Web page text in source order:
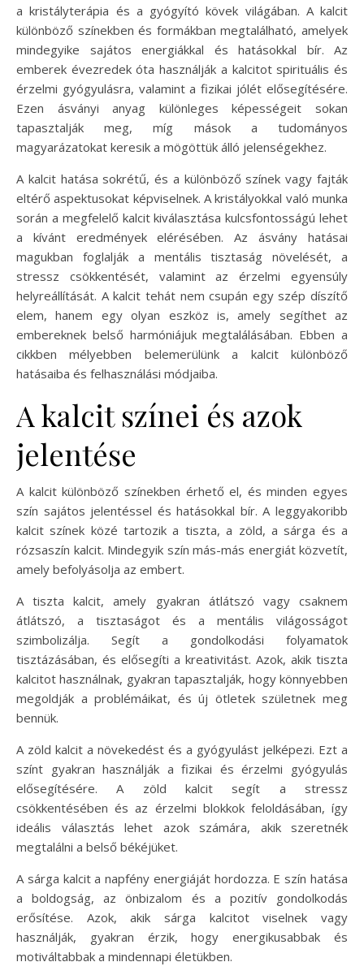
a kristályterápia és a gyógyító kövek világában. A kalcit
különböző színekben és formákban megtalálható, amelyek
mindegyike sajátos energiákkal és hatásokkal bír. Az
emberek évezredek óta használják a kalcitot spirituális és
érzelmi gyógyulásra, valamint a fizikai jólét elősegítésére.
Ezen ásványi anyag különleges képességeit sokan
tapasztalják meg, míg mások a tudományos
magyarázatokat keresik a mögöttük álló jelenségekhez.
A kalcit hatása sokrétű, és a különböző színek vagy fajták
eltérő aspektusokat képviselnek. A kristályokkal való munka
során a megfelelő kalcit kiválasztása kulcsfontosságú lehet
a kívánt eredmények elérésében. Az ásvány hatásai
magukban foglalják a mentális tisztaság növelését, a
stressz csökkentését, valamint az érzelmi egyensúly
helyreállítását. A kalcit tehát nem csupán egy szép díszítő
elem, hanem egy olyan eszköz is, amely segíthet az
embereknek belső harmóniájuk megtalálásában. Ebben a
cikkben mélyebben belemerülünk a kalcit különböző
hatásaiba és felhasználási módjaiba.
A kalcit színei és azok
jelentése
A kalcit különböző színekben érhető el, és minden egyes
szín sajátos jelentéssel és hatásokkal bír. A leggyakoribb
kalcit színek közé tartozik a tiszta, a zöld, a sárga és a
rózsaszín kalcit. Mindegyik szín más-más energiát közvetít,
amely befolyásolja az embert.
A tiszta kalcit, amely gyakran átlátszó vagy csaknem
átlátszó, a tisztaságot és a mentális világosságot
szimbolizálja. Segít a gondolkodási folyamatok
tisztázásában, és elősegíti a kreativitást. Azok, akik tiszta
kalcitot használnak, gyakran tapasztalják, hogy könnyebben
megoldják a problémáikat, és új ötletek születnek meg
bennük.
A zöld kalcit a növekedést és a gyógyulást jelképezi. Ezt a
színt gyakran használják a fizikai és érzelmi gyógyulás
elősegítésére. A zöld kalcit segít a stressz
csökkentésében és az érzelmi blokkok feloldásában, így
ideális választás lehet azok számára, akik szeretnék
megtalálni a belső békéjüket.
A sárga kalcit a napfény energiáját hordozza. E szín hatása
a boldogság, az önbizalom és a pozitív gondolkodás
erősítése. Azok, akik sárga kalcitot viselnek vagy
használják, gyakran érzik, hogy energikusabbak és
motiváltabbak a mindennapi életükben.